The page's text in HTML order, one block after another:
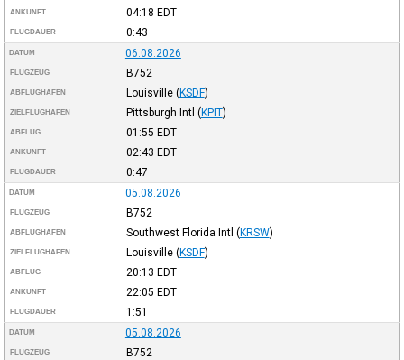
ANKUNFT 04:18 EDT
FLUGDAUER 0:43
DATUM 06.08.2026
FLUGZEUG B752
ABFLUGHAFEN Louisville (KSDF)
ZIELFLUGHAFEN Pittsburgh Intl (KPIT)
ABFLUG 01:55 EDT
ANKUNFT 02:43 EDT
FLUGDAUER 0:47
DATUM 05.08.2026
FLUGZEUG B752
ABFLUGHAFEN Southwest Florida Intl (KRSW)
ZIELFLUGHAFEN Louisville (KSDF)
ABFLUG 20:13 EDT
ANKUNFT 22:05 EDT
FLUGDAUER 1:51
DATUM 05.08.2026
FLUGZEUG B752